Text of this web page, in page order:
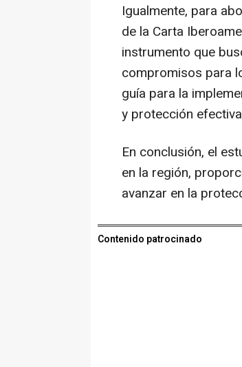
Igualmente, para
de la Carta
instrumento que
compromisos para
guía para la
y protección
En conclusión, el
en la región,
avanzar en la
Contenido patrocinado